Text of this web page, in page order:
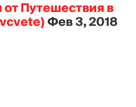
Путешествия в
Фев 3, 2018